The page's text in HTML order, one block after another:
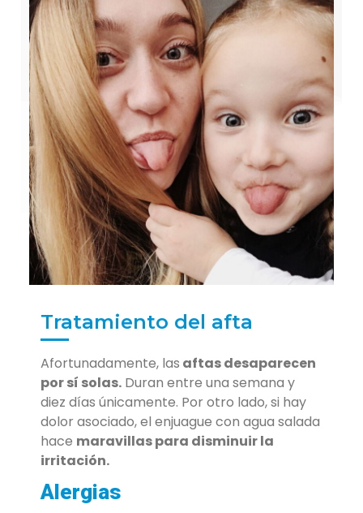
Tratamiento del afta
Afortunadamente, las aftas desaparecen
por sí solas. Duran entre una semana y
diez días únicamente. Por otro lado, si hay
dolor asociado, el enjuague con agua salada
hace maravillas para disminuir la
irritación.
Alergias